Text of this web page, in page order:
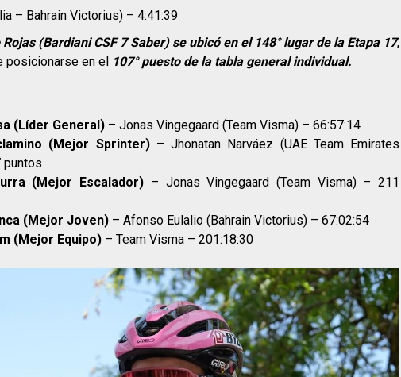
– Bahrain Victorius) – 4:41:39
(Bardiani CSF 7 Saber) se ubicó en el 148° lugar de la Etapa 17,
posicionarse en el 107° puesto de la tabla general individual.
(Líder General) – Jonas Vingegaard (Team Visma) – 66:57:14
(Mejor Sprinter)– Jhonatan Narváez (UAE Team Emirates
puntos
(Mejor Escalador) – Jonas Vingegaard (Team Visma) – 211
(Mejor Joven) – Afonso Eulalio (Bahrain Victorius) – 67:02:54
(Mejor Equipo) – Team Visma – 201:18:30